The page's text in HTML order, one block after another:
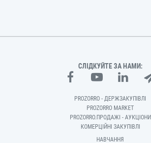
СЛІДКУЙТЕ ЗА НАМИ:
PROZORRO - ДЕРЖЗАКУПІВЛІ
PROZORRO MARKET
PROZORRO.ПРОДАЖІ - АУКЦІОНИ
КОМЕРЦІЙНІ ЗАКУПІВЛІ
НАВЧАННЯ